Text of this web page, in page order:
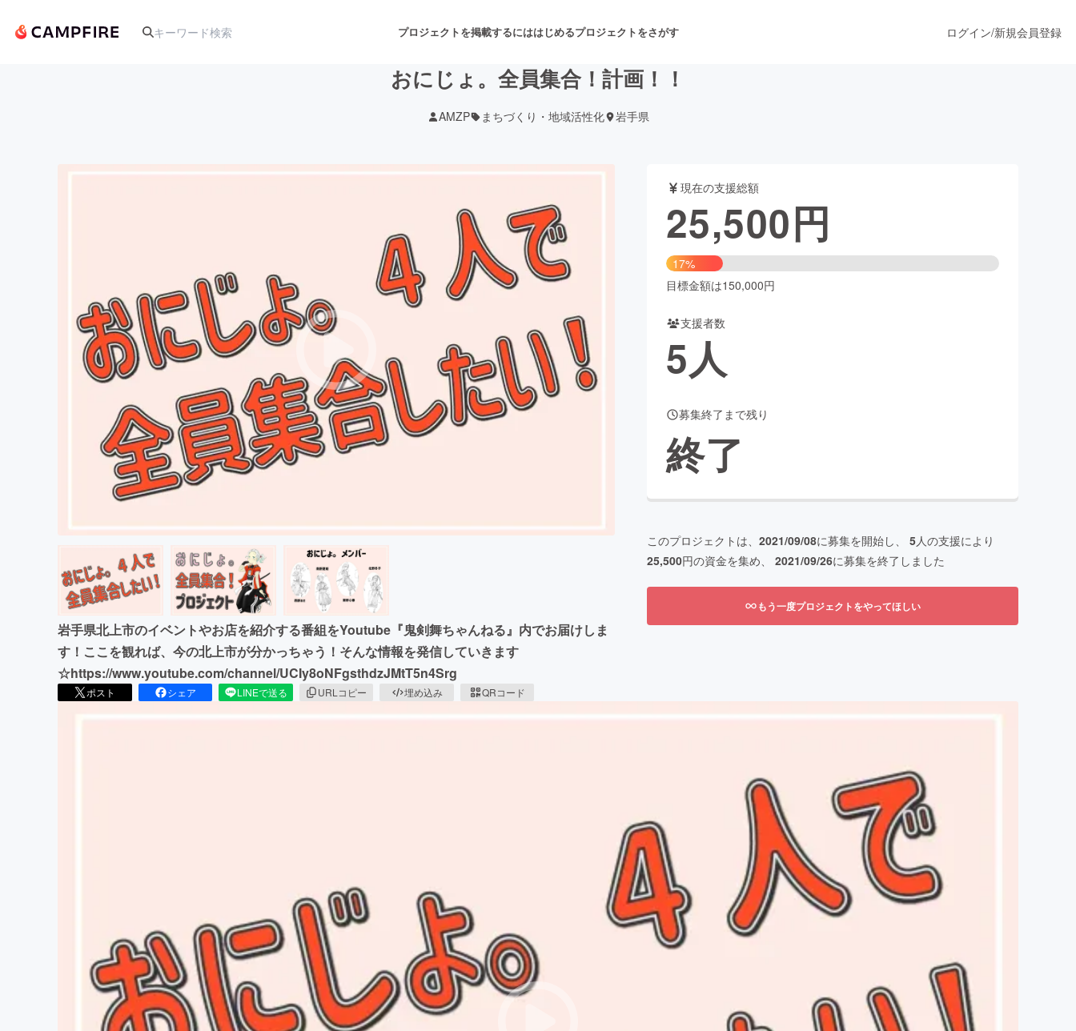
プロジェクトを掲載するにははじめるプロジェクトをさがす
舞台・パフォーマンス
ゲーム・サービス開発 フード・飲食店 ファッション
映像・映画 書籍・雑誌出版
ビジネス・起業 ビューティー・ヘルスケア
まちづくり・地域活性化
CAMPFIRE for Social Good
ログイン/新規会員登録
おにじょ。全員集合！計画！！
AMZP まちづくり・地域活性化 岩手県
岩手県北上市のイベントやお店を紹介する番組をYoutube『鬼剣舞ちゃんねる』内でお届けしま
す！ここを観れば、今の北上市が分かっちゃう！そんな情報を発信していきます
☆https://www.youtube.com/channel/UCIy8oNFgsthdzJMtT5n4Srg
ポスト シェア LINEで送る URLコピー 埋め込み QRコード
現在の支援総額
25,500円
17%
目標金額は150,000円
支援者数
5人
募集終了まで残り
終了
このプロジェクトは、 2021/09/08に募集を開始し、 5人の支援により
25,500円の資金を集め、 2021/09/26に募集を終了しました
もう一度プロジェクトをやってほしい